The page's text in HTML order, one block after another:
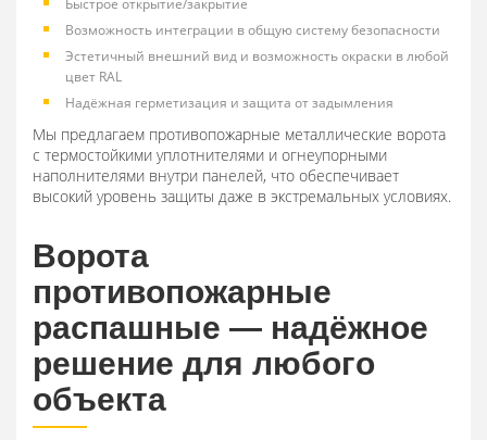
Быстрое открытие/закрытие
Возможность интеграции в общую систему безопасности
Эстетичный внешний вид и возможность окраски в любой
цвет RAL
Надёжная герметизация и защита от задымления
Мы предлагаем противопожарные металлические ворота
с термостойкими уплотнителями и огнеупорными
наполнителями внутри панелей, что обеспечивает
высокий уровень защиты даже в экстремальных условиях.
Ворота
противопожарные
распашные — надёжное
решение для любого
объекта